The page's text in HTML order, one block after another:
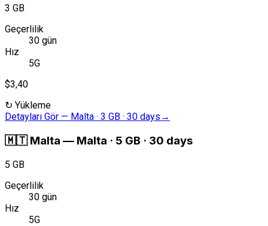
3 GB
Geçerlilik
30 gün
Hız
5G
$3,40
↻ Yükleme
Detayları Gör — Malta · 3 GB · 30 days →
🇲🇹 Malta — Malta · 5 GB · 30 days
5 GB
Geçerlilik
30 gün
Hız
5G